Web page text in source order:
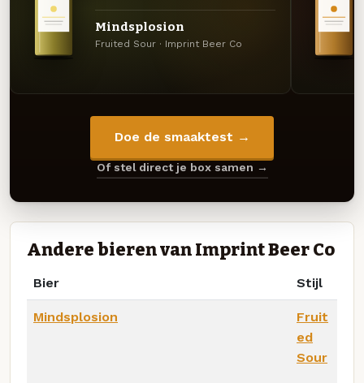
Mindsplosion
Fruited Sour · Imprint Beer Co
Doe de smaaktest →
Of stel direct je box samen →
Andere bieren van Imprint Beer Co
Bier Stijl
Mindsplosion
Fruit
ed
Sour